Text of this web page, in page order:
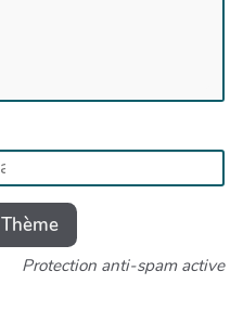
Thème
Protection anti-spam active